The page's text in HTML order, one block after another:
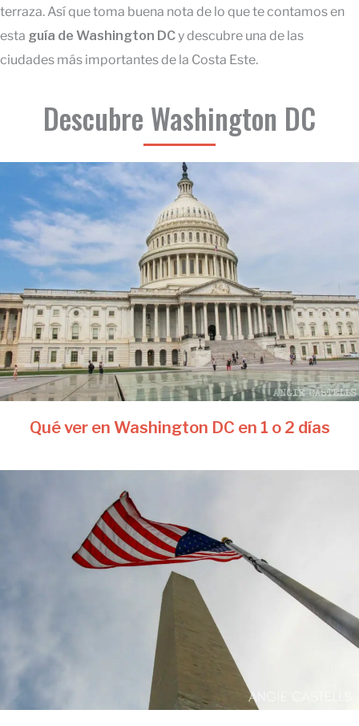
terraza. Así que toma buena nota de lo que te contamos en
esta guía de Washington DCy descubre una de las
ciudades más importantes de la Costa Este.
Descubre Washington DC
Qué ver en Washington DC en 1 o 2 días